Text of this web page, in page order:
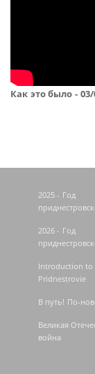
Как это было - 03/
2025 - Год
2026 - Год
Introduction to
Pridnestrovie
В путь! По-
Великая
война